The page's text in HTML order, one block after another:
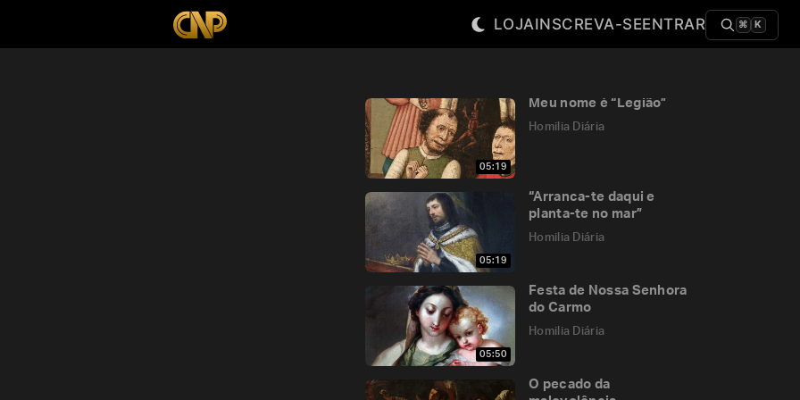
LOJAINSCREVA-SEENTRAR ⌘ K
05:19
Meu nome é “Legião”
Homilia Diária
05:19
“Arranca-te daqui e
planta-te no mar”
Homilia Diária
05:50
Festa de Nossa Senhora
do Carmo
Homilia Diária
O pecado da